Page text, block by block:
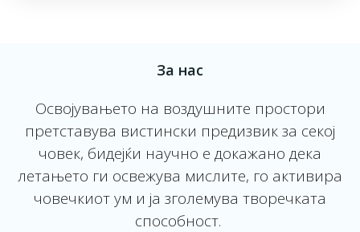
За нас
Oсвојувањето на воздушните простори
претставува вистински предизвик за секој
човек, бидејќи научно e докажано дека
летањето ги освежува мислите, го активира
човечкиот ум и ја зголемува творечката
способност.